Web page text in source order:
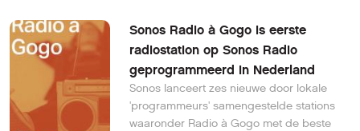
Sonos Radio à Gogo is eerste
radiostation op Sonos Radio
geprogrammeerd in Nederland
Sonos lanceert zes nieuwe door lokale
'programmeurs' samengestelde stations
waaronder Radio à Gogo met de beste